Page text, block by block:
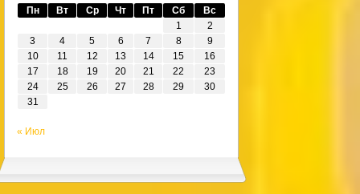
Пн Вт Ср Чт Пт Сб
Вс
1
2
3
4 5 6 7 8
9
10
11 12 13 14 15
16
17
18 19 20 21 22
23
24
25 26 27 28 29
30
31
« Июл